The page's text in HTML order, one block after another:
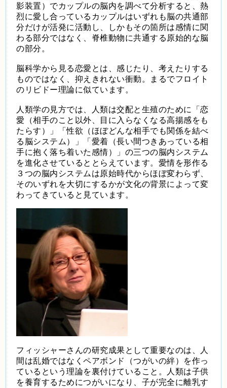
影装置）でカップルの脳内を調べて分析すると、熱
烈に愛し合っているカップルはいずれも脳の共通部
分だけが活発に活動し、しかもその箇所は感情に関
わる部分ではなく、脊椎動物に共通する原始的な脳
の部分。
脳科学から見る恋愛とは、感じたり、考えたりする
ものではなく、抑えきれない衝動。まるでフロイト
のリビドー理論に似ています。
人類学の見方では、人類は交配と生殖のために「恋
愛（相手のこと以外、目に入らなくなる高揚感をも
たらす）」「性欲（ほぼどんな相手でも関係を結べ
る脳システム）」「愛着（長い間つきあっている相
手に抱く落ち着いた感情）」の三つの脳内システム
を進化させているととらえています。愛情を形作る
３つの脳内システムは原始時代からほぼ変わらず、
そのいずれを大切にするかが文化の背景によって変
わってきていると見ています。
フィッシャーさんの研究成果として重要なのは、人
間は乱婚ではなくペアボンド（つがいの絆）を作っ
ているという理論を裏付けていること。人類は子供
を養育するためにつがいになり、子が完全に離乳す